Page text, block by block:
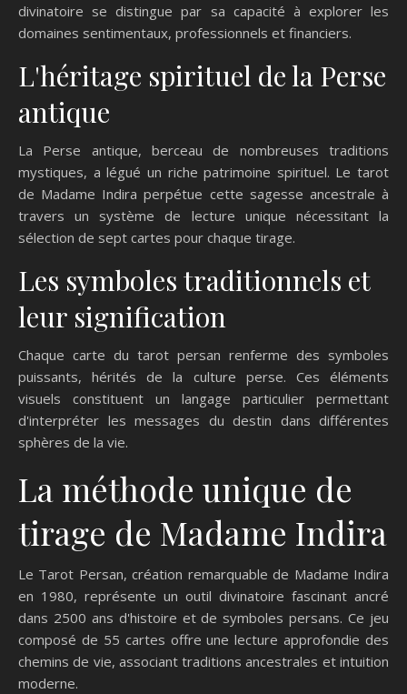
divinatoire se distingue par sa capacité à explorer les
domaines sentimentaux, professionnels et financiers.
L'héritage spirituel de la Perse
antique
La Perse antique, berceau de nombreuses traditions
mystiques, a légué un riche patrimoine spirituel. Le tarot
de Madame Indira perpétue cette sagesse ancestrale à
travers un système de lecture unique nécessitant la
sélection de sept cartes pour chaque tirage.
Les symboles traditionnels et
leur signification
Chaque carte du tarot persan renferme des symboles
puissants, hérités de la culture perse. Ces éléments
visuels constituent un langage particulier permettant
d'interpréter les messages du destin dans différentes
sphères de la vie.
La méthode unique de
tirage de Madame Indira
Le Tarot Persan, création remarquable de Madame Indira
en 1980, représente un outil divinatoire fascinant ancré
dans 2500 ans d'histoire et de symboles persans. Ce jeu
composé de 55 cartes offre une lecture approfondie des
chemins de vie, associant traditions ancestrales et intuition
moderne.